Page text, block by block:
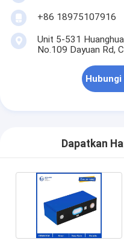
+86 18975107916
Unit 5-531
No.109 Dayuan Rd,
Dapatkan